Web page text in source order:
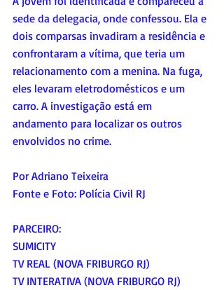
sede da delegacia, onde confessou. Ela e
dois comparsas invadiram a residência e
confrontaram a vítima, que teria um
relacionamento com a menina. Na fuga,
eles levaram eletrodomésticos e um
carro. A investigação está em
andamento para localizar os outros
envolvidos no crime.
Por Adriano Teixeira
Fonte e Foto: Polícia Civil RJ
PARCEIRO:
SUMICITY
TV REAL (NOVA FRIBURGO RJ)
TV INTERATIVA (NOVA FRIBURGO RJ)